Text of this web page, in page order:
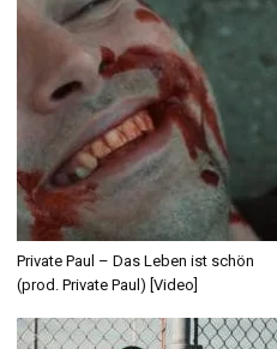
Private Paul – Das Leben ist schön
(prod. Private Paul) [Video]